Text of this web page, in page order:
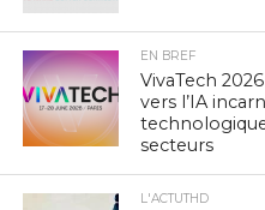
EN BREF
VivaTech
vers l’IA
secteurs
L'ACTUTHD